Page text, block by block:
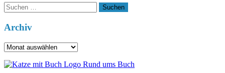
Suchen
nach:
Archiv
Archiv